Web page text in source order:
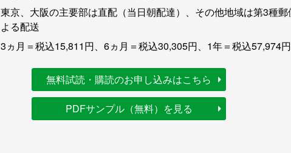
東京、大阪の主要部は直配（当日朝配達）、その他地域は第3種郵
よる配送
3ヵ月＝税込15,811円、6ヵ月＝税込30,305円、1年＝税込57,974円
無料試読・購読のお申し込みはこちら
PDFサンプル（無料）を見る